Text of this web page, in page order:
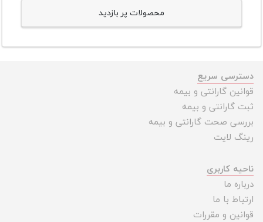
محصولات پر بازدید
دسترسی سریع
قوانین گارانتی و بیمه
ثبت گارانتی و بیمه
بررسی صحت گارانتی و بیمه
رینگ لایت
ناحیه کاربری
درباره ما
ارتباط با ما
قوانین و مقررات